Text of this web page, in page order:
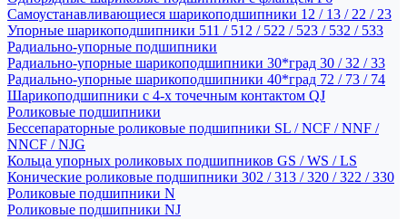
Самоустанавливающиеся шарикоподшипники 12 / 13 / 22 / 23
Упорные шарикоподшипники 511 / 512 / 522 / 523 / 532 / 533
Радиально-упорные подшипники
Радиально-упорные шарикоподшипники 30*град 30 / 32 / 33
Радиально-упорные шарикоподшипники 40*град 72 / 73 / 74
Шарикоподшипники с 4-х точечным контактом QJ
Роликовые подшипники
Бессепараторные роликовые подшипники SL / NCF / NNF /
NNCF / NJG
Кольца упорных роликовых подшипников GS / WS / LS
Конические роликовые подшипники 302 / 313 / 320 / 322 / 330
Роликовые подшипники N
Роликовые подшипники NJ